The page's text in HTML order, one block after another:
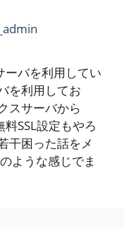
バを利用してい
を利用してお
スサーバから
SSL設定もやろ
干困った話をメ
ような感じでま